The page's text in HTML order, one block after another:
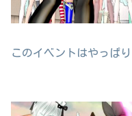
このイベントはやっぱ